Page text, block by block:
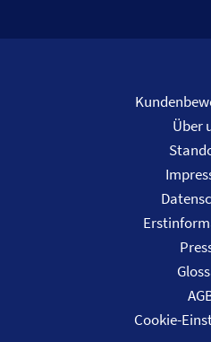
Über
Cookie-